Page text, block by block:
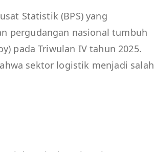
Statistik (BPS) yang
pergudangan nasional tumbuh
pada Triwulan IV tahun 2025.
sektor logistik menjadi salah